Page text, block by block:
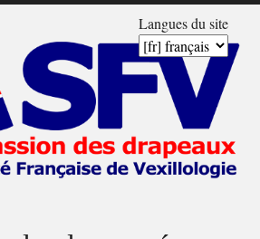
Langues du site